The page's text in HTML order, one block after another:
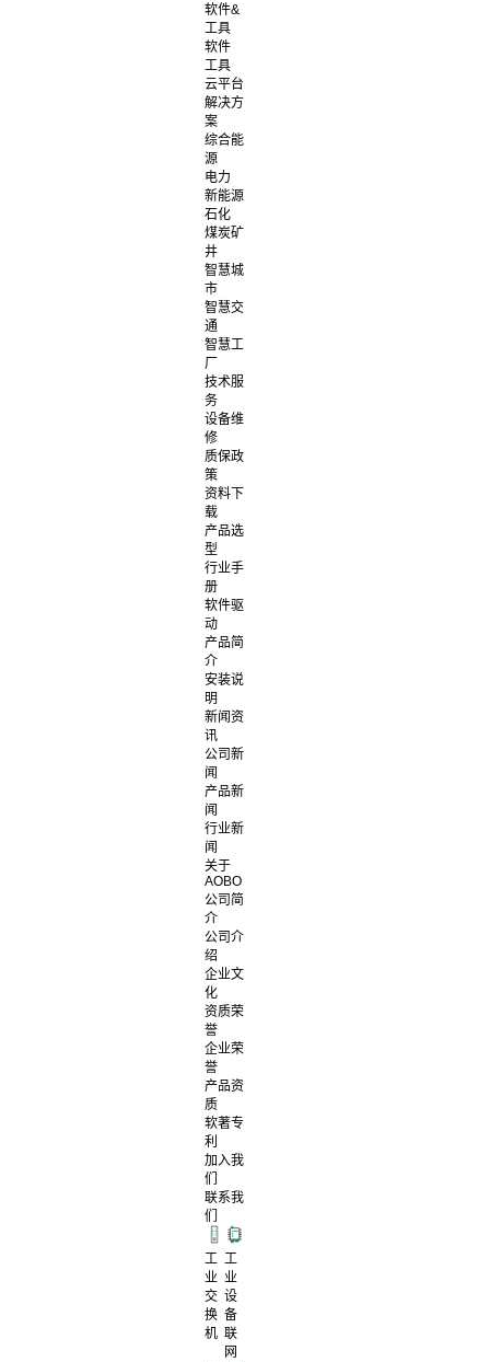
软件&
工具
软件
工具
云平台
解决方
案
综合能
源
电力
新能源
石化
煤炭矿
井
智慧城
市
智慧交
通
智慧工
厂
技术服
务
设备维
修
质保政
策
资料下
载
产品选
型
行业手
册
软件驱
动
产品简
介
安装说
明
新闻资
讯
公司新
闻
产品新
闻
行业新
闻
关于
AOBO
公司简
介
公司介
绍
企业文
化
资质荣
誉
企业荣
誉
产品资
质
软著专
利
加入我
们
联系我
们
工
业
交
换
机
工
业
设
备
联
网